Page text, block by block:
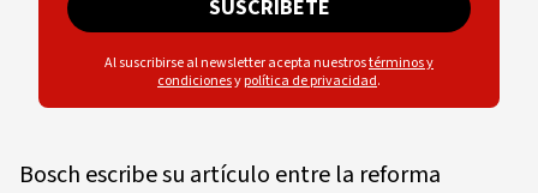
SUSCRÍBETE
Al suscribirse al newsletter acepta nuestrostérminos y
condicionesypolítica de privacidad.
Bosch escribe su artículo entre la reforma